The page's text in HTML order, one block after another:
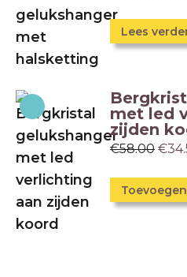
Lees
met led
zijden
€58.00 €